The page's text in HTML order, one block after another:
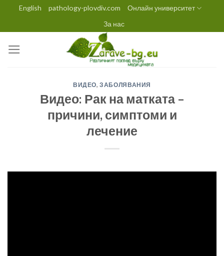
content
English pathology-plovdiv.com
Онлайн университет
За нас
ВИДЕО,ЗАБОЛЯВАНИЯ
Видео: Рак на матката –
причини, симптоми и
лечение